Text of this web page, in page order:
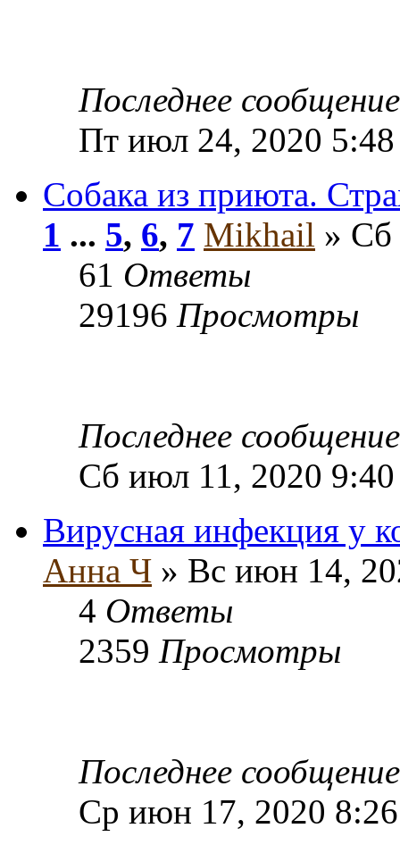
Последнее
Пт июл 24, 2020
Собака из приюта.
1 ... 5, 6, 7 Mikhail » Сб
61 Ответы
29196 Просмотры
Последнее
Сб июл 11, 2020 9:40
Вирусная инфекция у
Анна Ч » Вс июн 14,
4 Ответы
2359 Просмотры
Последнее
Ср июн 17, 2020